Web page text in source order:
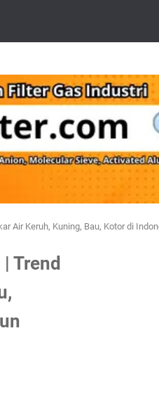
Air Keruh, Kuning, Bau, Kotor di
Trend